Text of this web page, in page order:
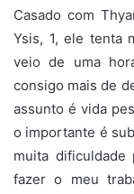
Casado com
Ysis, 1, ele tenta
veio de uma
consigo mais de
assunto é vida
o importante é
muita dificuldade
fazer o meu